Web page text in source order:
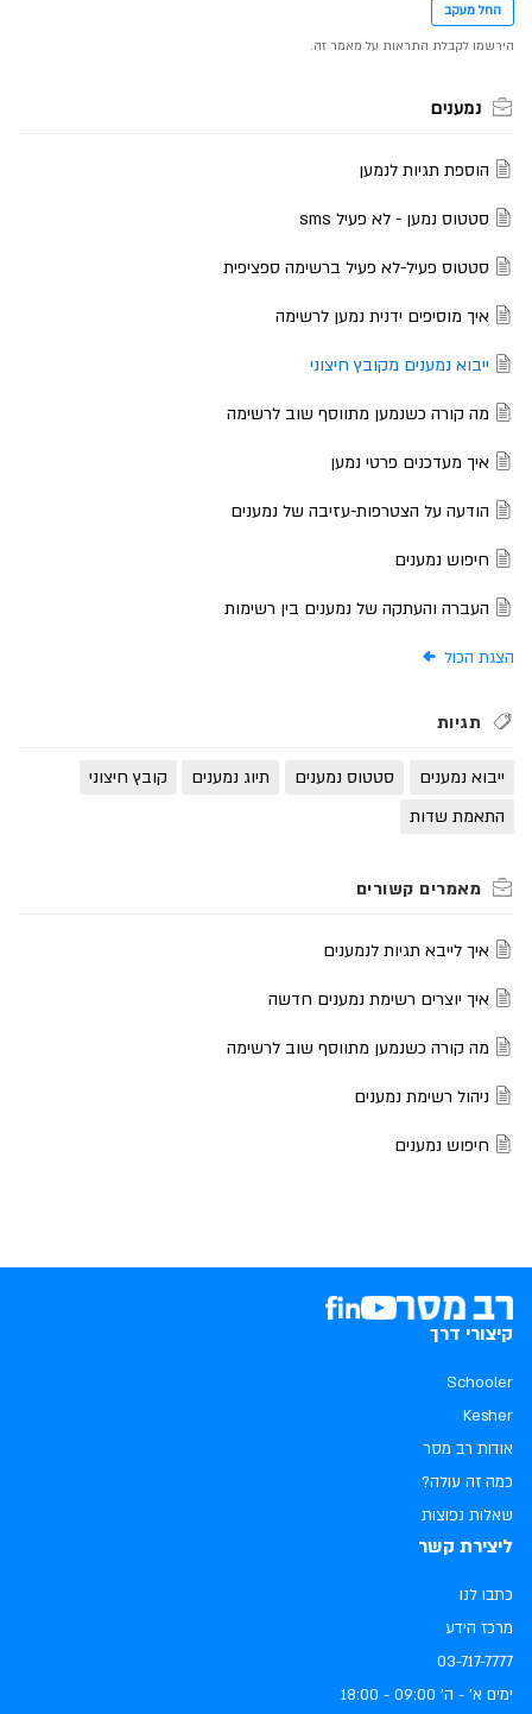
החל מעקב
נמענים
הוספת תגיות לנמען
סטטוס נמען - לא פעיל sms
סטטוס פעיל-לא פעיל ברשימה ספציפית
איך מוסיפים ידנית נמען לרשימה
ייבוא נמענים מקובץ חיצוני
מה קורה כשנמען מתווסף שוב לרשימה
איך מעדכנים פרטי נמען
הודעה על הצטרפות-עזיבה של נמענים
חיפוש נמענים
העברה והעתקה של נמענים בין רשימות
הצגת הכול
תגיות
ייבוא נמענים סטטוס נמענים תיוג נמענים
קובץ חיצוני
התאמת שדות
איך לייבא תגיות לנמענים
איך יוצרים רשימת נמענים חדשה
מה קורה כשנמען מתווסף שוב לרשימה
ניהול רשימת נמענים
חיפוש נמענים
קיצורי דרך
Schooler
Kesher
אודות רב מסר
כמה זה עולה?
שאלות נפוצות
ליצירת קשר
כתבו לנו
מרכז הידע
03-717-7777
ימים א׳ - ה׳ ‏09:00 - 18:00